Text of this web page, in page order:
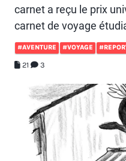
carnet a reçu le prix
carnet de voyage
#AVENTURE #VOYAGE
21 3